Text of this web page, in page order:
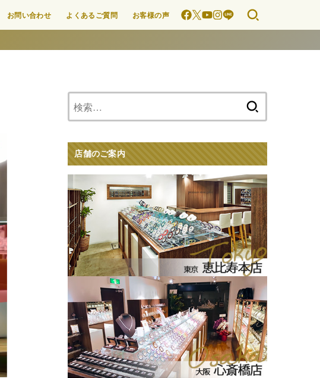
お問い合わせ よくあるご質問 お客様の声
店舗のご案内